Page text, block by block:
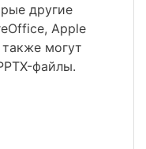
другие
Apple
могут
файлы.